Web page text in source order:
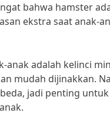
bahwa hamster
ekstra saat anak-
adalah kelinci
mudah dijinakkan.
jadi penting